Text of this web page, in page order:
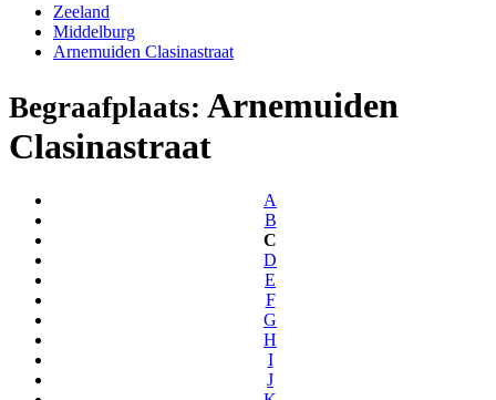
Zeeland
Middelburg
Arnemuiden Clasinastraat
Begraafplaats: Arnemuiden
Clasinastraat
A
B
C
D
E
F
G
H
I
J